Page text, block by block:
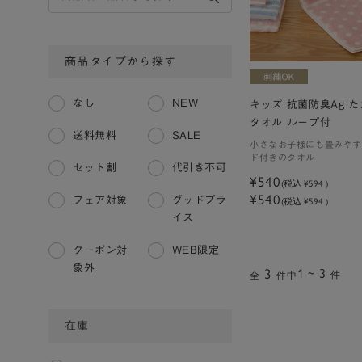
商品タイプから探す
なし NEW
送料無料 SALE
セット割 代引き不可
フェア対象
グッドプラ
イス
クーポン対
象外
WEB限定
在庫
キッズ 抗菌防臭Ag
タオル ループ付
小さなお子様にも畳みや
ド付きのタオル
¥540 (税込 ¥594 )
¥540 (税込 ¥594 )
全 3 件中1 ~ 3 件